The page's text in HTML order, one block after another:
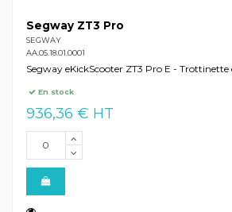
Segway ZT3 Pro
SEGWAY
AA.05.18.01.0001
Segway eKickScooter ZT3 Pro E -
En stock
936,36 € HT